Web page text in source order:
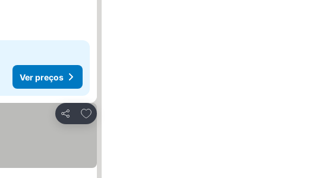
Ver preços
Partilhar
Adicionar aos favoritos